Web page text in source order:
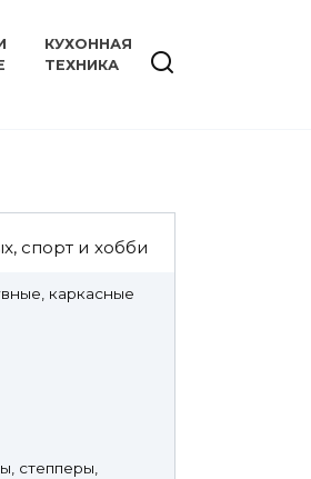
КУХОННАЯ
ТЕХНИКА
спорт и хобби
каркасные
степперы,